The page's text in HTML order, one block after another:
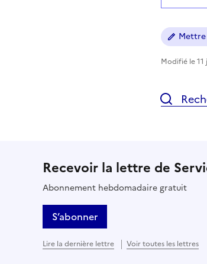
Modifié le
Recevoir la lettre de
Abonnement hebdomadaire gratuit
S’abonner
Lire la dernière lettre Voir toutes les lettres